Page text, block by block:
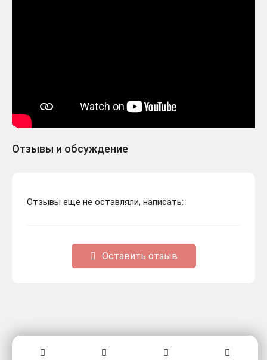
Отзывы и обсуждение
Отзывы еще не оставляли, написать:
Оставить отзыв